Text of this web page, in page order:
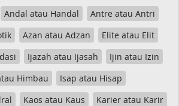
Andal atau Handal
Antre atau Antri
Azan atau Adzan
Elite atau Elit
Ijazah atau Ijasah
Ijin atau Izin
Himbau
Isap atau Hisap
Kaos atau Kaus
Karier atau Karir